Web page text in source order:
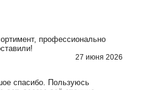
профессионально
27 июня 2026
спасибо. Пользуюсь